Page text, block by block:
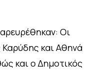
Οι
και Αθηνά
και ο Δημοτικός